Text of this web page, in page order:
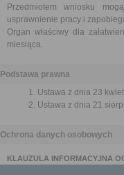
Przedmiotem wniosku
usprawnienie pracy i
Organ właściwy dla
miesiąca.
Podstawa prawna
Ustawa z dnia 23
Ustawa z dnia 21
Ochrona danych osobowych
KLAUZULA INFORMACYJNA